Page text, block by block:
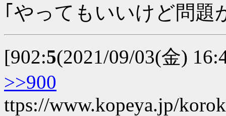
｢やってもいいけど問題
[902:5(2021/09/03(金)
>>900
ttps://www.kopeya.jp/